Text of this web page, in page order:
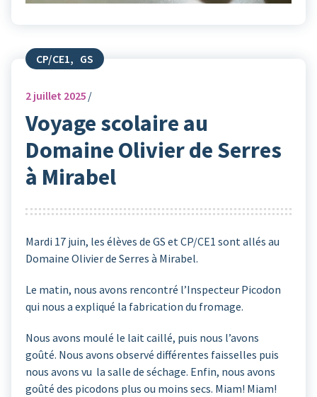
CP/CE1, GS
2 juillet 2025
Voyage scolaire au
Domaine Olivier de Serres
à Mirabel
Mardi 17 juin, les élèves de GS et CP/CE1 sont allés au
Domaine Olivier de Serres à Mirabel.
Le matin, nous avons rencontré l’Inspecteur Picodon
qui nous a expliqué la fabrication du fromage.
Nous avons moulé le lait caillé, puis nous l’avons
goûté. Nous avons observé différentes faisselles puis
nous avons vu la salle de séchage. Enfin, nous avons
goûté des picodons plus ou moins secs. Miam! Miam!